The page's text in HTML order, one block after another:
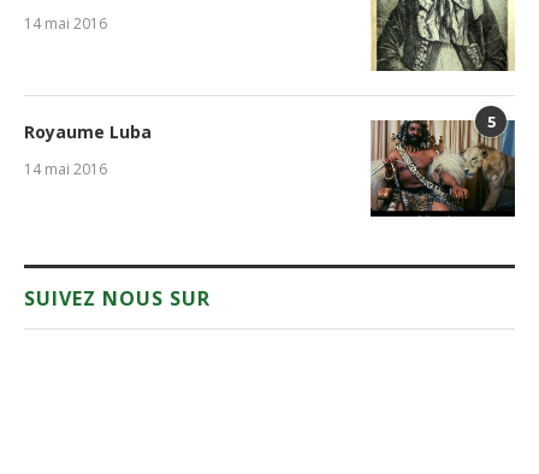
14 mai 2016
5
Royaume Luba
14 mai 2016
SUIVEZ NOUS SUR